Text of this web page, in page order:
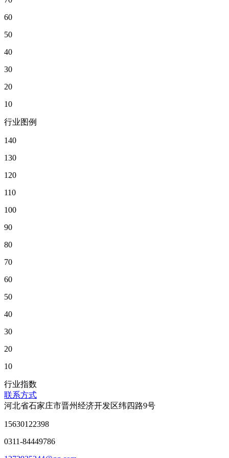
60
50
40
30
20
10
行业图例
140
130
120
110
100
90
80
70
60
50
40
30
20
10
行业指数
联系方式
河北省石家庄市晋州经济开发区纬四路9号
15630122398
0311-84449786